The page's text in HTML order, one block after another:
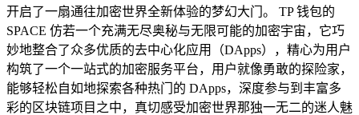
开启了一扇通往加密世界全新体验的梦幻大门。 TP 钱包的
SPACE 仿若一个充满无尽奥秘与无限可能的加密宇宙，它巧
妙地整合了众多优质的去中心化应用（DApps），精心为用户
构筑了一个一站式的加密服务平台，用户就像勇敢的探险家，
能够轻松自如地探索各种热门的 DApps，深度参与到丰富多
彩的区块链项目之中，真切感受加密世界那独一无二的迷人魅